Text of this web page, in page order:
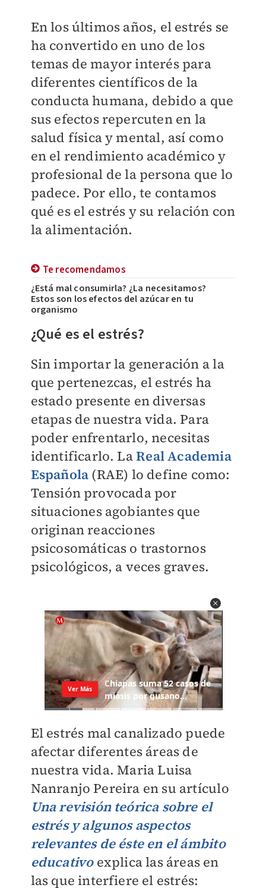
En los últimos años, el estrés se
ha convertido en uno de los
temas de mayor interés para
diferentes científicos de la
conducta humana, debido a que
sus efectos repercuten en la
salud física y mental, así como
en el rendimiento académico y
profesional de la persona que lo
padece. Por ello, te contamos
qué es el estrés y su relación con
la alimentación.
Te recomendamos
¿Está mal consumirla? ¿La necesitamos?
Estos son los efectos del azúcar en tu
organismo
¿Qué es el estrés?
Sin importar la generación a la
que pertenezcas, el estrés ha
estado presente en diversas
etapas de nuestra vida. Para
poder enfrentarlo, necesitas
identificarlo. LaReal Academia
Española (RAE) lo define como:
Tensión provocada por
situaciones agobiantes que
originan reacciones
psicosomáticas o trastornos
psicológicos, a veces graves.
El estrés mal canalizado puede
afectar diferentes áreas de
nuestra vida. Maria Luisa
Nanranjo Pereira en su artículo
Una revisión teórica sobre el
estrés y algunos aspectos
relevantes de éste en el ámbito
educativoexplica las áreas en
las que interfiere el estrés: